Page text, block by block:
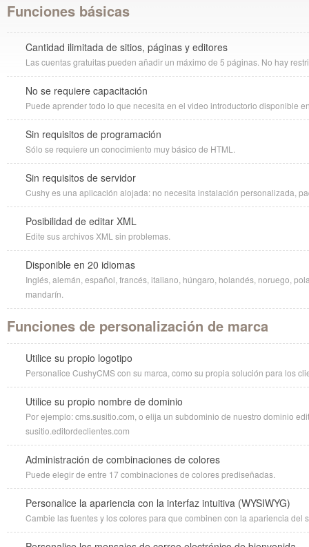
Funciones básicas
Cantidad ilimitada de sitios, páginas y editores
Las cuentas gratuitas pueden añadir un máximo de 5 páginas. No hay
No se requiere capacitación
Puede aprender todo lo que necesita en el video introductorio disponible
Sin requisitos de programación
Sólo se requiere un conocimiento muy básico de HTML.
Sin requisitos de servidor
Cushy es una aplicación alojada: no necesita instalación personalizada,
Posibilidad de editar XML
Edite sus archivos XML sin problemas.
Disponible en 20 idiomas
Inglés, alemán, español, francés, italiano, húngaro, holandés, noruego,
mandarín.
Funciones de personalización de marca
Utilice su propio logotipo
Personalice CushyCMS con su marca, como su propia solución para los
Utilice su propio nombre de dominio
Por ejemplo: cms.susitio.com, o elija un subdominio de nuestro dominio
susitio.editordeclientes.com
Administración de combinaciones de colores
Puede elegir de entre 17 combinaciones de colores prediseñadas.
Personalice la apariencia con la interfaz intuitiva (WYSIWYG)
Cambie las fuentes y los colores para que combinen con la apariencia del